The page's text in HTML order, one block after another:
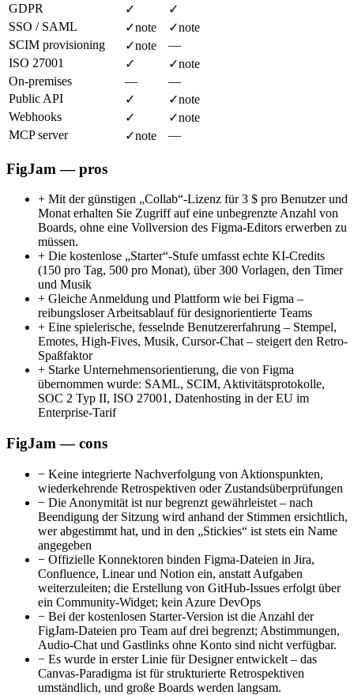
GDPR
✓
✓
SSO / SAML
✓note ✓note
SCIM provisioning
✓note
—
ISO 27001
✓ ✓note
On-premises
—
—
Public API
✓ ✓note
Webhooks
✓ ✓note
MCP server
✓note —
FigJam — pros
+ Mit der günstigen „Collab“-Lizenz für 3 $ pro Benutzer und
Monat erhalten Sie Zugriff auf eine unbegrenzte Anzahl von
Boards, ohne eine Vollversion des Figma-Editors erwerben zu
müssen.
+ Die kostenlose „Starter“-Stufe umfasst echte KI-Credits
(150 pro Tag, 500 pro Monat), über 300 Vorlagen, den Timer
und Musik
+ Gleiche Anmeldung und Plattform wie bei Figma –
reibungsloser Arbeitsablauf für designorientierte Teams
+ Eine spielerische, fesselnde Benutzererfahrung – Stempel,
Emotes, High-Fives, Musik, Cursor-Chat – steigert den Retro-
Spaßfaktor
+ Starke Unternehmensorientierung, die von Figma
übernommen wurde: SAML, SCIM, Aktivitätsprotokolle,
SOC 2 Typ II, ISO 27001, Datenhosting in der EU im
Enterprise-Tarif
FigJam — cons
− Keine integrierte Nachverfolgung von Aktionspunkten,
wiederkehrende Retrospektiven oder Zustandsüberprüfungen
− Die Anonymität ist nur begrenzt gewährleistet – nach
Beendigung der Sitzung wird anhand der Stimmen ersichtlich,
wer abgestimmt hat, und in den „Stickies“ ist stets ein Name
angegeben
− Offizielle Konnektoren binden Figma-Dateien in Jira,
Confluence, Linear und Notion ein, anstatt Aufgaben
weiterzuleiten; die Erstellung von GitHub-Issues erfolgt über
ein Community-Widget; kein Azure DevOps
− Bei der kostenlosen Starter-Version ist die Anzahl der
FigJam-Dateien pro Team auf drei begrenzt; Abstimmungen,
Audio-Chat und Gastlinks ohne Konto sind nicht verfügbar.
− Es wurde in erster Linie für Designer entwickelt – das
Canvas-Paradigma ist für strukturierte Retrospektiven
umständlich, und große Boards werden langsam.